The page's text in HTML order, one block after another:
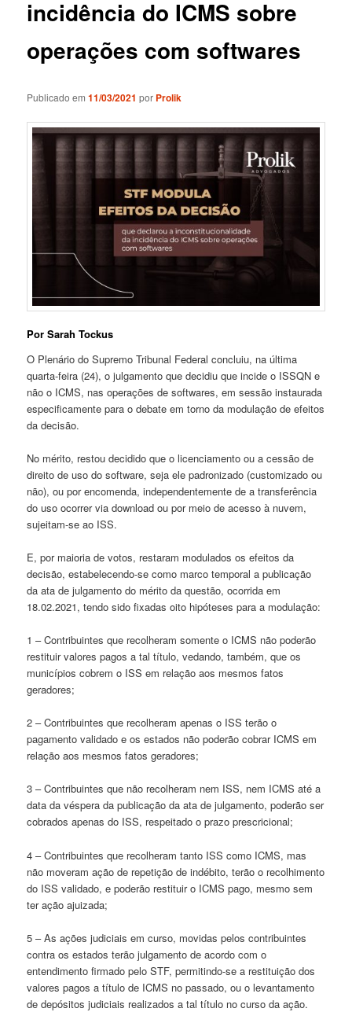
incidência do ICMS sobre
operações com softwares
Publicado em11/03/2021 por Prolik
PorSarah Tockus
O Plenário do Supremo Tribunal Federal concluiu, na última
quarta-feira (24), o julgamento que decidiu que incide o ISSQN e
não o ICMS, nas operações de softwares, em sessão instaurada
especificamente para o debate em torno da modulação de efeitos
da decisão.
No mérito, restou decidido que o licenciamento ou a cessão de
direito de uso do software, seja ele padronizado (customizado ou
não), ou por encomenda, independentemente de a transferência
do uso ocorrer via download ou por meio de acesso à nuvem,
sujeitam-se ao ISS.
E, por maioria de votos, restaram modulados os efeitos da
decisão, estabelecendo-se como marco temporal a publicação
da ata de julgamento do mérito da questão, ocorrida em
18.02.2021, tendo sido fixadas oito hipóteses para a modulação:
1 – Contribuintes que recolheram somente o ICMS não poderão
restituir valores pagos a tal título, vedando, também, que os
municípios cobrem o ISS em relação aos mesmos fatos
geradores;
2 – Contribuintes que recolheram apenas o ISS terão o
pagamento validado e os estados não poderão cobrar ICMS em
relação aos mesmos fatos geradores;
3 – Contribuintes que não recolheram nem ISS, nem ICMS até a
data da véspera da publicação da ata de julgamento, poderão ser
cobrados apenas do ISS, respeitado o prazo prescricional;
4 – Contribuintes que recolheram tanto ISS como ICMS, mas
não moveram ação de repetição de indébito, terão o recolhimento
do ISS validado, e poderão restituir o ICMS pago, mesmo sem
ter ação ajuizada;
5 – As ações judiciais em curso, movidas pelos contribuintes
contra os estados terão julgamento de acordo com o
entendimento firmado pelo STF, permitindo-se a restituição dos
valores pagos a título de ICMS no passado, ou o levantamento
de depósitos judiciais realizados a tal título no curso da ação.